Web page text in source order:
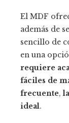
El MDF
además de
sencillo de
en una
requiere
fáciles de
frecuente,
ideal.